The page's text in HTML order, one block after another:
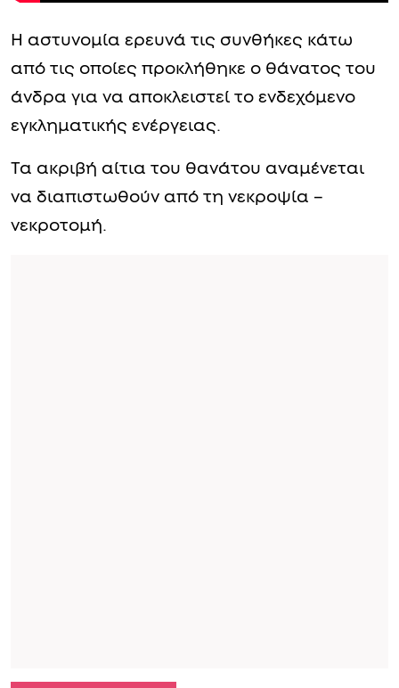
Η αστυνομία ερευνά τις συνθήκες κάτω
από τις οποίες προκλήθηκε ο θάνατος του
άνδρα για να αποκλειστεί το ενδεχόμενο
εγκληματικής ενέργειας.
Τα ακριβή αίτια του θανάτου αναμένεται
να διαπιστωθούν από τη νεκροψία –
νεκροτομή.